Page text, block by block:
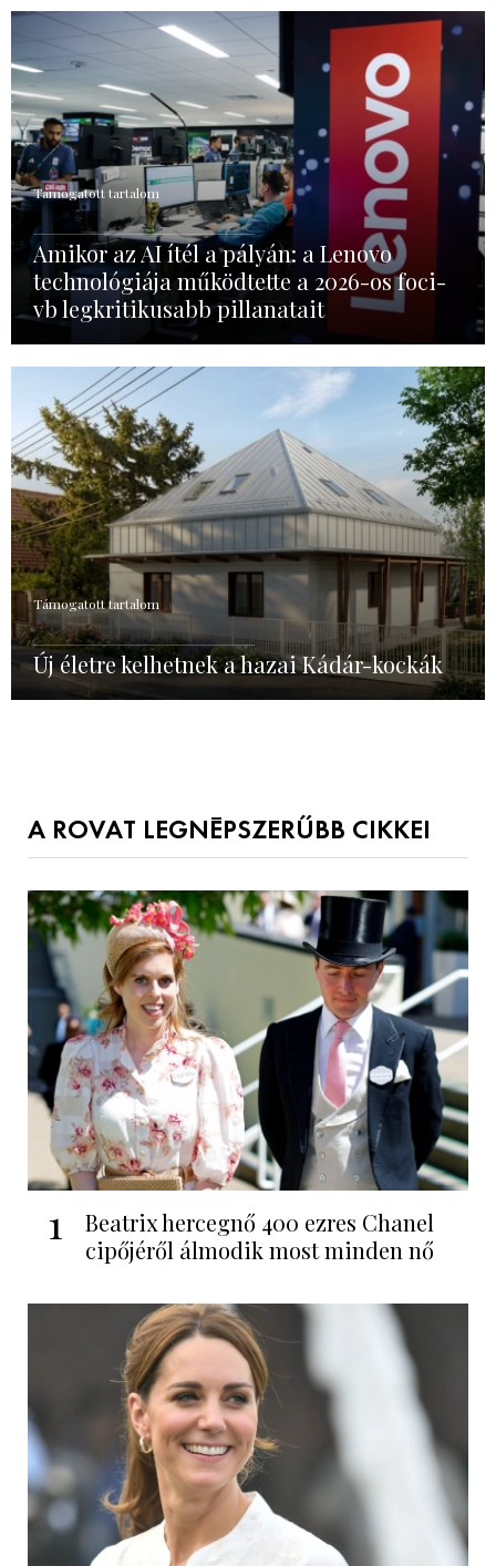
Támogatott tartalom
Amikor az AI ítél a pályán: a Lenovo
technológiája működtette a 2026-os foci-
vb legkritikusabb pillanatait
Támogatott tartalom
Új életre kelhetnek a hazai Kádár-kockák
A ROVAT LEGNÉPSZERŰBB CIKKEI
1
Beatrix hercegnő 400 ezres Chanel
cipőjéről álmodik most minden nő